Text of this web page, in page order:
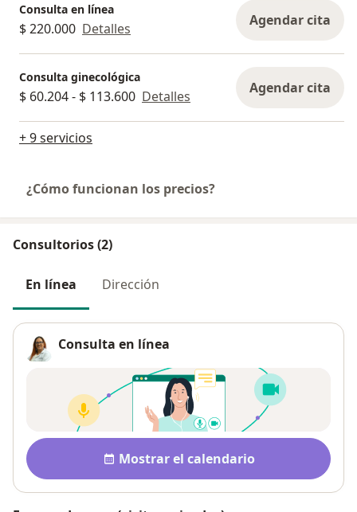
Consulta en línea
$ 220.000 Detalles Agendar cita
Consulta ginecológica
$ 60.204 - $ 113.600 Detalles Agendar cita
+ 9 servicios
¿Cómo funcionan los precios?
Consultorios (2)
En línea Dirección
Consulta en línea
Disponibilidad
Mostrar el calendario